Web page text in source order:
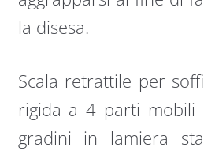
la disesa.
Scala retrattile per
rigida a 4 parti mobili
gradini in lamiera